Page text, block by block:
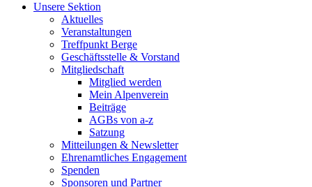
Unsere Sektion
Aktuelles
Veranstaltungen
Treffpunkt Berge
Geschäftsstelle & Vorstand
Mitgliedschaft
Mitglied werden
Mein Alpenverein
Beiträge
AGBs von a-z
Satzung
Mitteilungen & Newsletter
Ehrenamtliches Engagement
Spenden
Sponsoren und Partner